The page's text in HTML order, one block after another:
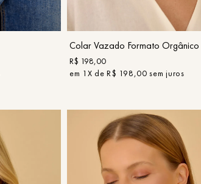
COMPRAR
Colar Vazado Formato Orgânico
R$ 198,00
em 1 X deR$ 198,00 sem juros